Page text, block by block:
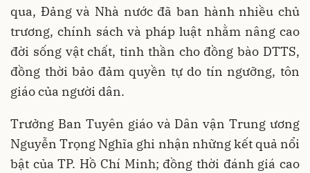
qua, Đảng và Nhà nước đã ban hành nhiều chủ
trương, chính sách và pháp luật nhằm nâng cao
đời sống vật chất, tinh thần cho đồng bào DTTS,
đồng thời bảo đảm quyền tự do tín ngưỡng, tôn
giáo của người dân.
Trưởng Ban Tuyên giáo và Dân vận Trung ương
Nguyễn Trọng Nghĩa ghi nhận những kết quả nổi
bật của TP. Hồ Chí Minh; đồng thời đánh giá cao